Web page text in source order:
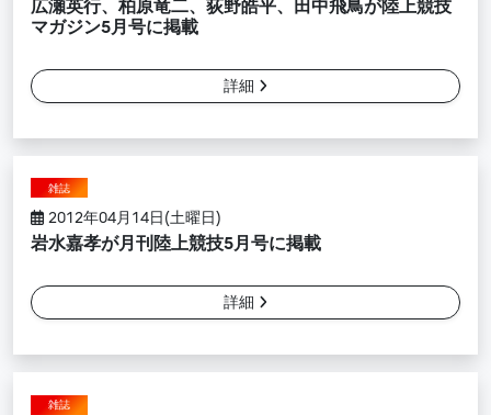
広瀬英行、柏原竜二、荻野皓平、田中飛鳥が陸上競技
マガジン5月号に掲載
詳細
雑誌
2012年04月14日(土曜日)
岩水嘉孝が月刊陸上競技5月号に掲載
詳細
雑誌